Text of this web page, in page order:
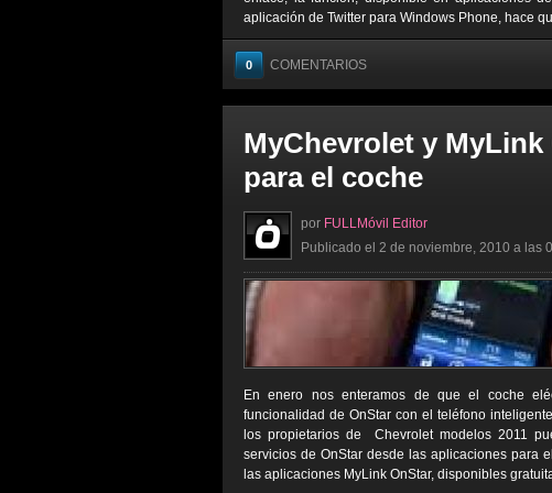
aplicación de Twitter para Windows Phone, hace
0 COMENTARIOS
MyChevrolet y
para el coche
por FULLMóvil Editor
Publicado el 2 de noviembre, 2010 a las
En enero nos enteramos de que el coche
funcionalidad de OnStar con el teléfono
los propietarios de Chevrolet modelos 2011
servicios de OnStar desde las aplicaciones para
las aplicaciones MyLink OnStar, disponibles